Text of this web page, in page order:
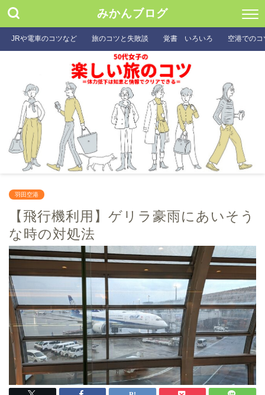
みかんブログ
JRや電車のコツなど 旅のコツと失敗談 覚書 いろいろ 空港での
羽田空港
【飛行機利用】ゲリラ豪雨にあいそう
な時の対処法